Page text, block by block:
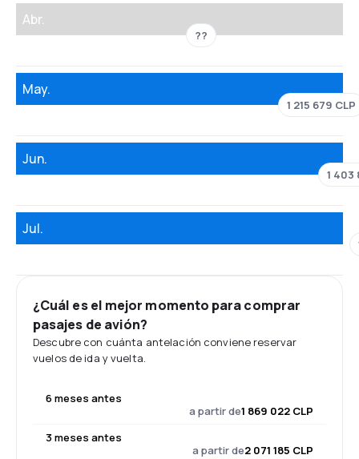
Abr.
??
May.
1 215 679 CLP
Jun.
1 403
Jul.
¿Cuál es el mejor momento para comprar
pasajes de avión?
Descubre con cuánta antelación conviene reservar
vuelos de ida y vuelta.
6 meses antes
a partir de1 869 022 CLP
3 meses antes
a partir de2 071 185 CLP